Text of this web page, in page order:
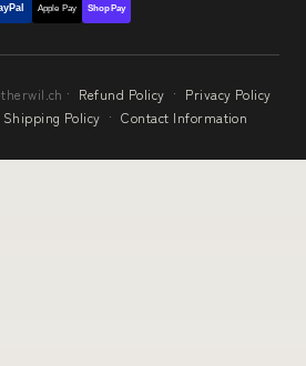
Apple Pay Shop Pay
· Refund Policy · Privacy Policy
Shipping Policy · Contact Information